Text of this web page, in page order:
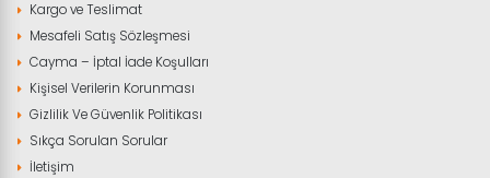
Kargo ve Teslimat
Mesafeli Satış Sözleşmesi
Cayma – İptal İade Koşulları
Kişisel Verilerin Korunması
Gizlilik Ve Güvenlik Politikası
Sıkça Sorulan Sorular
İletişim